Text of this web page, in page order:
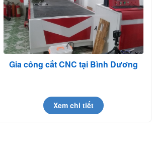
Gia công cắt CNC tại Bình Dương
Xem chi tiết